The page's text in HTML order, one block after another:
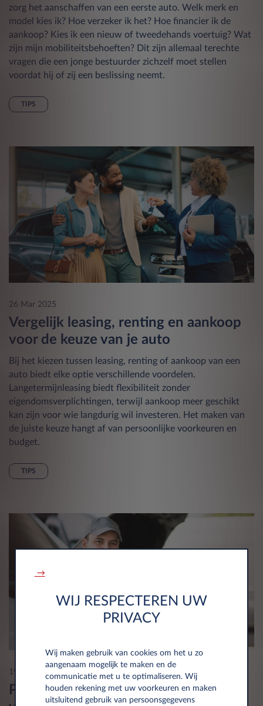
zorg het aanschaffen van een eerste auto. Welk merk en
model kies ik? Hoe verzeker ik het? Hoe financier ik de
aankoop? Kies ik een nieuw of tweedehands voertuig? Wat
zijn mijn mobiliteitsbehoeften? Dit zijn allemaal terechte
vragen die een jonge bestuurder zichzelf moet stellen
voordat hij of zij een beslissing neemt.
TIPS
26 Mar 2025
Vergelijk leasing, renting en aankoop
voor de keuze van je auto
Bij het kiezen tussen leasing, renting of aankoop van een
auto biedt elke optie verschillende voordelen.
Langetermijnleasing biedt flexibiliteit zonder
eigendomsverplichtingen, terwijl aankoop meer geschikt
kan zijn voor wie langdurig wil investeren. Het maken van
de juiste keuze hangt af van persoonlijke voorkeuren en
budget.
TIPS
19 Mar 2025
Praktische tips voor het onderhoud
→
WIJ RESPECTEREN UW
PRIVACY
Wij maken gebruik van cookies om het u zo
aangenaam mogelijk te maken en de
communicatie met u te optimaliseren. Wij
houden rekening met uw voorkeuren en maken
uitsluitend gebruik van persoonsgegevens